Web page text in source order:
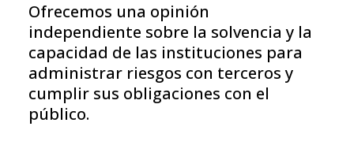
Ofrecemos una opinión
independiente sobre la solvencia y la
capacidad de las instituciones para
administrar riesgos con terceros y
cumplir sus obligaciones con el
público.